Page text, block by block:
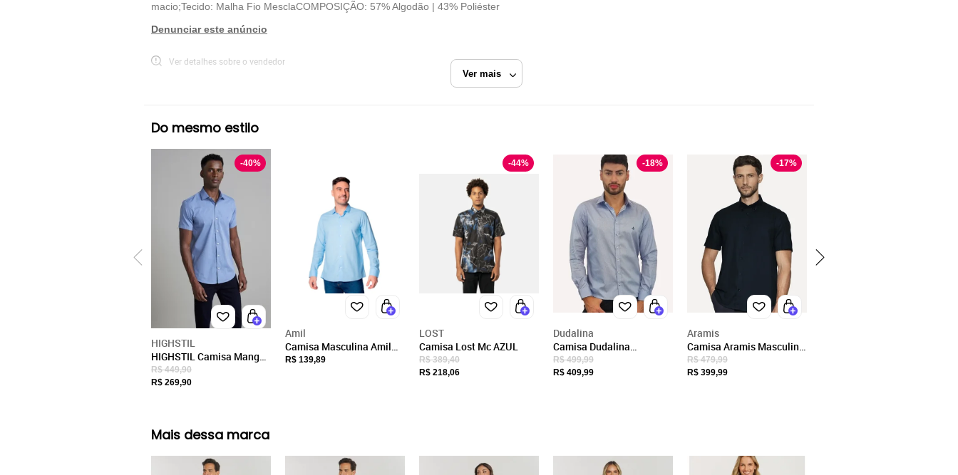
Fechar
Rudély Indústria Têxtil
Razão Social
RUDELY INDUSTRIA TEXTIL LTDA
CNPJ
00.370.076/0001-09
Endereço
R SAGRADA FAMILIA, 351
Maravilha, SC/
CEP: 89874-000
Ver mais
macio;Tecido: Malha Fio MesclaCOMPOSIÇÃO: 57% Algodão | 43% Poliéster
Denunciar este anúncio
Ver detalhes sobre o vendedor
Do mesmo estilo
-40%
HIGHSTIL
HIGHSTIL Camisa Manga
Curta Slim Fit Listrada -
Azul Médio
R$ 449,90
R$ 269,90
Amil
Camisa Masculina Amil
Comfort Next Algodão
R$ 139,89
-44%
LOST
Camisa Lost Mc AZUL
R$ 389,40
R$ 218,06
-18%
Dudalina
Camisa Dudalina
Masculina Slim Superfine
Cotton Mini Print Azul
R$ 499,99
R$ 409,99
-17%
Aramis
Camisa Aramis Masculina
Manga Curta Slim Oxford
Planalto Azul Escuro
R$ 479,99
R$ 399,99
Mais dessa marca